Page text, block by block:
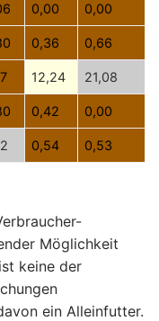
0,00 0,00
0,36 0,66
12,24 21,08
0,42 0,00
0,54 0,53
Möglichkeit
keine der
ein Alleinfutter.